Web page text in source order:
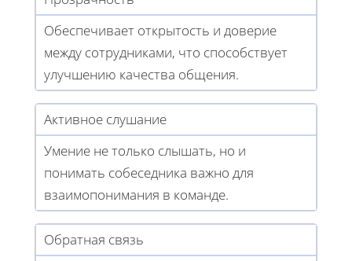
Обеспечивает открытость и доверие
между сотрудниками, что способствует
улучшению качества общения.
Активное слушание
Умение не только слышать, но и
понимать собеседника важно для
взаимопонимания в команде.
Обратная связь